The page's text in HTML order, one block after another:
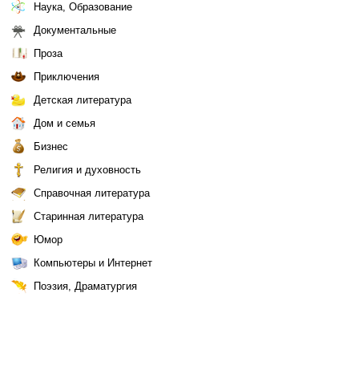
Наука, Образование
Документальные
Проза
Приключения
Детская литература
Дом и семья
Бизнес
Религия и духовность
Справочная литература
Старинная литература
Юмор
Компьютеры и Интернет
Поэзия, Драматургия